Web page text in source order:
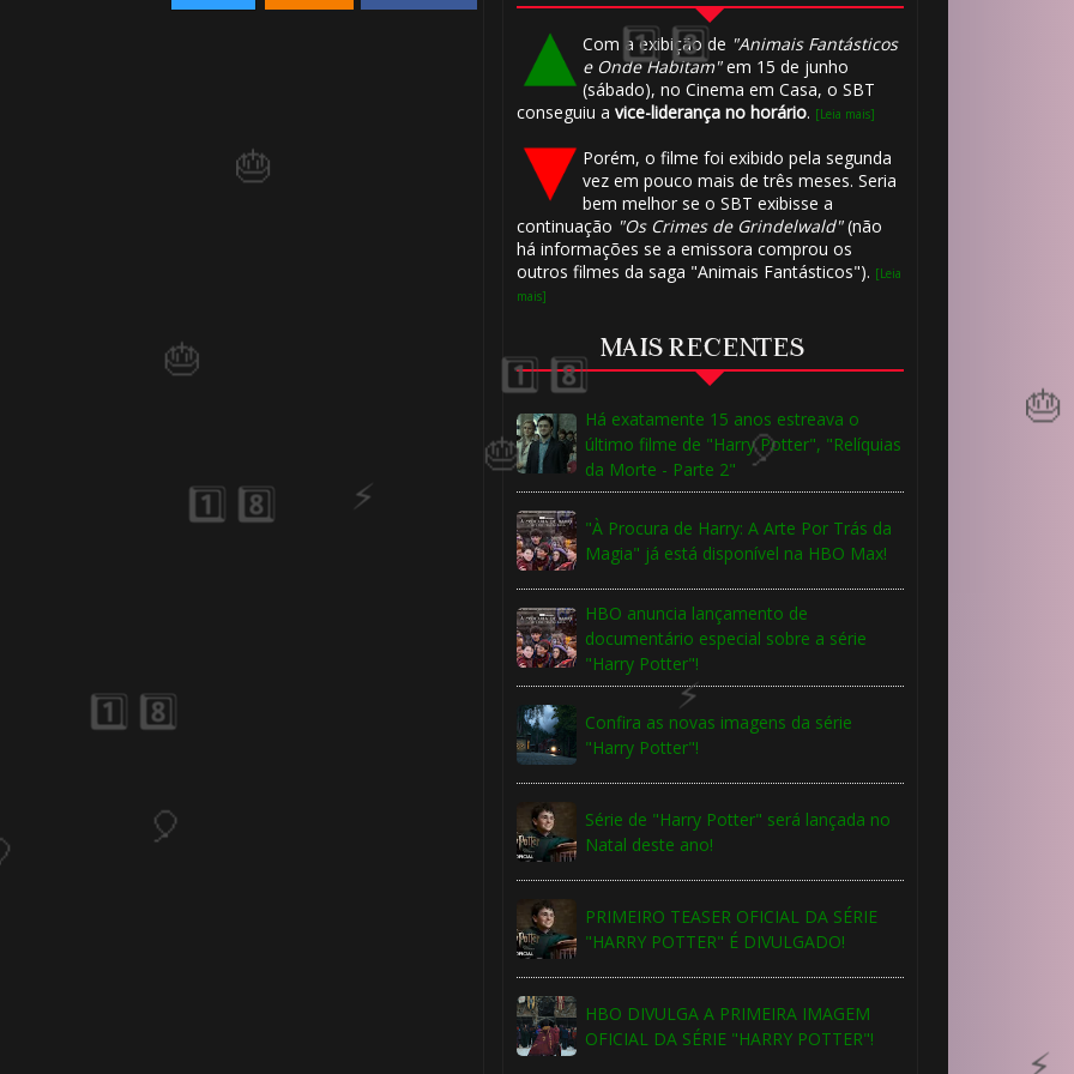
Com a exibição de "Animais Fantásticos
e Onde Habitam"em 15 de junho
(sábado), no Cinema em Casa, o SBT
conseguiu a vice-liderança no horário. [Leia mais]
Porém, o filme foi exibido pela segunda
vez em pouco mais de três meses. Seria
bem melhor se o SBT exibisse a
continuação "Os Crimes de Grindelwald"(não
há informações se a emissora comprou os
outros filmes da saga "Animais Fantásticos"). [Leia
mais]
MAIS RECENTES
Há exatamente 15 anos estreava o
último filme de "Harry Potter", "Relíquias
da Morte - Parte 2"
"À Procura de Harry: A Arte Por Trás da
Magia" já está disponível na HBO Max!
HBO anuncia lançamento de
documentário especial sobre a série
"Harry Potter"!
Confira as novas imagens da série
"Harry Potter"!
Série de "Harry Potter" será lançada no
Natal deste ano!
PRIMEIRO TEASER OFICIAL DA SÉRIE
"HARRY POTTER" É DIVULGADO!
HBO DIVULGA A PRIMEIRA IMAGEM
OFICIAL DA SÉRIE "HARRY POTTER"!
1️⃣
8️⃣
🎂
⚡